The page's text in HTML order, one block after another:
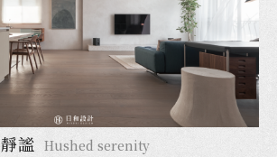
靜謐 Hushed serenity